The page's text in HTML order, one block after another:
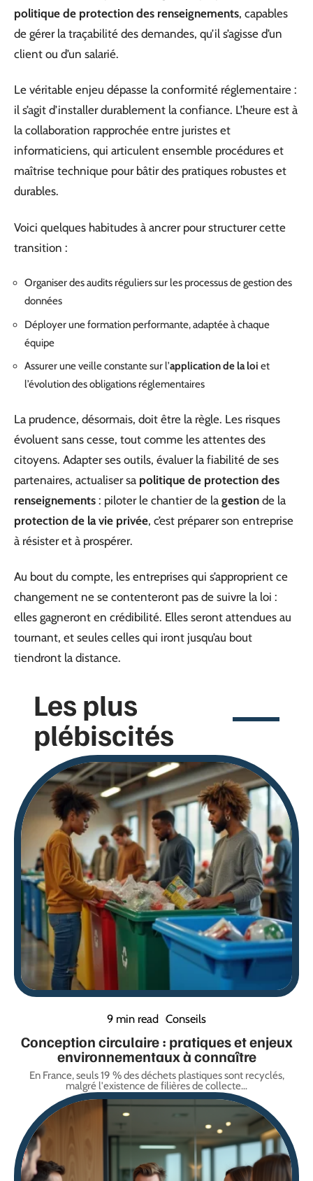
politique de protection des renseignements, capables
de gérer la traçabilité des demandes, qu’il s’agisse d’un
client ou d’un salarié.
Le véritable enjeu dépasse la conformité réglementaire :
il s’agit d’installer durablement la confiance. L’heure est à
la collaboration rapprochée entre juristes et
informaticiens, qui articulent ensemble procédures et
maîtrise technique pour bâtir des pratiques robustes et
durables.
Voici quelques habitudes à ancrer pour structurer cette
transition :
Organiser des audits réguliers sur les processus de gestion des
données
Déployer une formation performante, adaptée à chaque
équipe
Assurer une veille constante sur l’application de la loi et
l’évolution des obligations réglementaires
La prudence, désormais, doit être la règle. Les risques
évoluent sans cesse, tout comme les attentes des
citoyens. Adapter ses outils, évaluer la fiabilité de ses
partenaires, actualiser sa politique de protection des
renseignements : piloter le chantier de la gestion de la
protection de la vie privée, c’est préparer son entreprise
à résister et à prospérer.
Au bout du compte, les entreprises qui s’approprient ce
changement ne se contenteront pas de suivre la loi :
elles gagneront en crédibilité. Elles seront attendues au
tournant, et seules celles qui iront jusqu’au bout
tiendront la distance.
Les plus
plébiscités
9 min read Conseils
Conception circulaire : pratiques et enjeux
environnementaux à connaître
En France, seuls 19 % des déchets plastiques sont recyclés,
malgré l'existence de filières de collecte…